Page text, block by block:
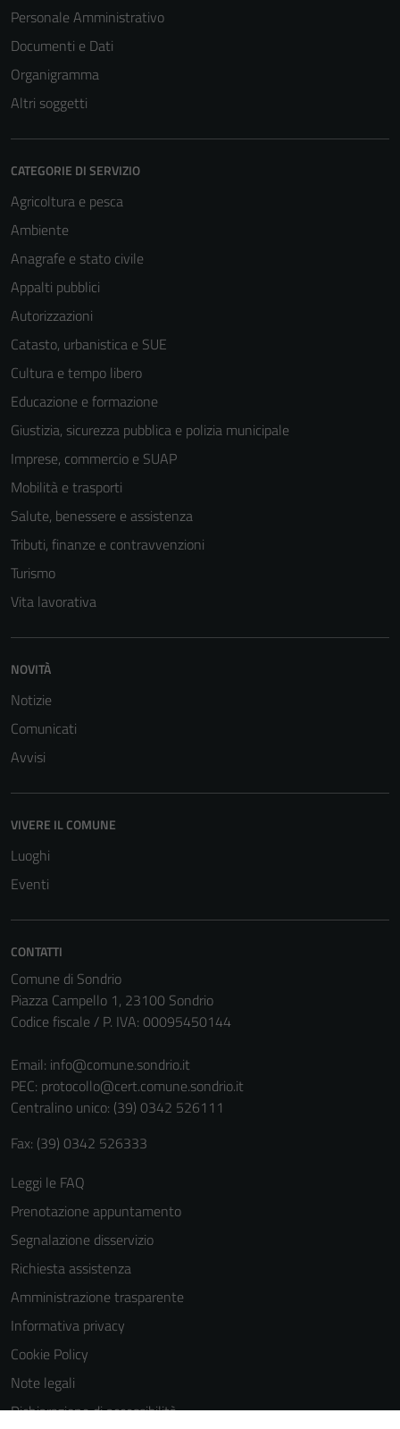
Personale Amministrativo
Documenti e Dati
Organigramma
Altri soggetti
CATEGORIE DI SERVIZIO
Agricoltura e pesca
Ambiente
Anagrafe e stato civile
Appalti pubblici
Autorizzazioni
Catasto, urbanistica e SUE
Cultura e tempo libero
Educazione e formazione
Giustizia, sicurezza pubblica e polizia municipale
Imprese, commercio e SUAP
Mobilità e trasporti
Salute, benessere e assistenza
Tributi, finanze e contravvenzioni
Turismo
Vita lavorativa
NOVITÀ
Notizie
Comunicati
Avvisi
VIVERE IL COMUNE
Luoghi
Eventi
CONTATTI
Comune di Sondrio
Piazza Campello 1, 23100 Sondrio
Codice fiscale / P. IVA: 00095450144
Email: info@comune.sondrio.it
PEC: protocollo@cert.comune.sondrio.it
Centralino unico: (39) 0342 526111
Fax: (39) 0342 526333
Leggi le FAQ
Prenotazione appuntamento
Segnalazione disservizio
Richiesta assistenza
Amministrazione trasparente
Informativa privacy
Cookie Policy
Note legali
Dichiarazione di accessibilità